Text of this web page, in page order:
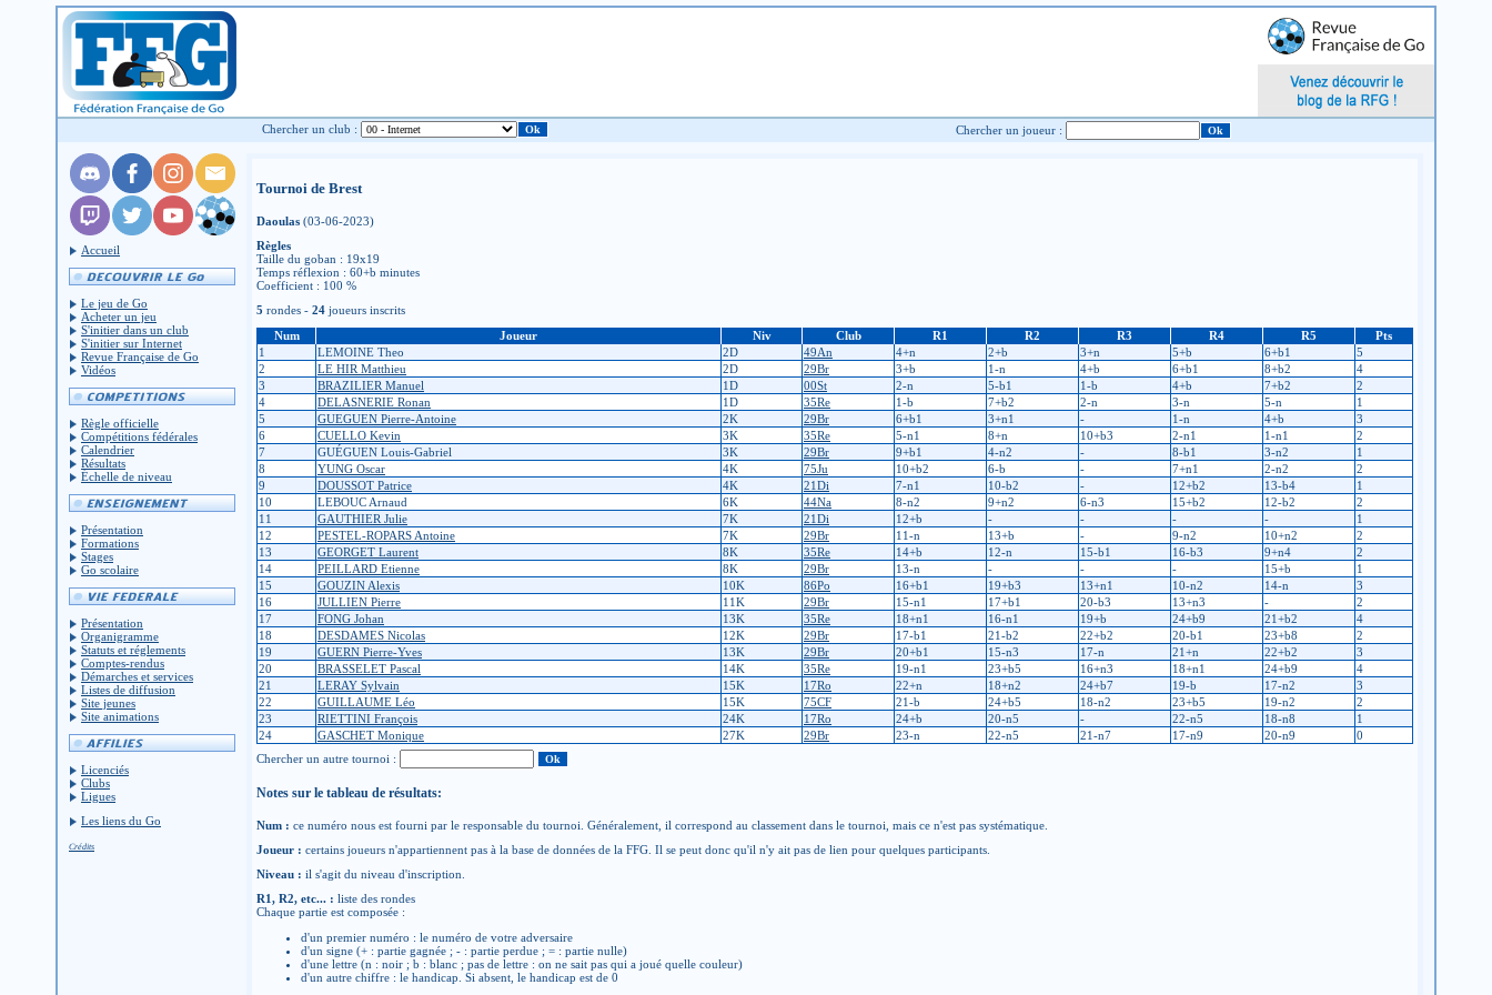
Chercher un club : Chercher un joueur :
Accueil
Le jeu de Go
Acheter un jeu
S'initier dans un club
S'initier sur Internet
Revue Française de Go
Vidéos
Règle officielle
Compétitions fédérales
Calendrier
Résultats
Échelle de niveau
Présentation
Formations
Stages
Go scolaire
Présentation
Organigramme
Statuts et réglements
Comptes-rendus
Démarches et services
Listes de diffusion
Site jeunes
Site animations
Licenciés
Clubs
Ligues
Les liens du Go
Crédits
Tournoi de Brest
Daoulas (03-06-2023)
Règles
Taille du goban : 19x19
Temps réflexion : 60+b minutes
Coefficient : 100 %
5 rondes - 24 joueurs inscrits
Num
Joueur Niv Club R1 R2 R3 R4 R5
Pts
1
LEMOINE Theo 2D 49An 4+n 2+b 3+n 5+b 6+b1
5
2
LE HIR Matthieu 2D 29Br 3+b 1-n 4+b 6+b1 8+b2
4
3
BRAZILIER Manuel 1D 00St 2-n 5-b1 1-b 4+b 7+b2
2
4
DELASNERIE Ronan 1D 35Re 1-b 7+b2 2-n 3-n 5-n
1
5
GUEGUEN Pierre-Antoine 2K 29Br 6+b1 3+n1 - 1-n 4+b
3
6
CUELLO Kevin 3K 35Re 5-n1 8+n 10+b3 2-n1 1-n1
2
7
GUÉGUEN Louis-Gabriel 3K 29Br 9+b1 4-n2 - 8-b1 3-n2
1
8
YUNG Oscar 4K 75Ju 10+b2 6-b - 7+n1 2-n2
2
9
DOUSSOT Patrice 4K 21Di 7-n1 10-b2 - 12+b2 13-b4
1
10
LEBOUC Arnaud 6K 44Na 8-n2 9+n2 6-n3 15+b2 12-b2
2
11
GAUTHIER Julie 7K 21Di 12+b - - - -
1
12
PESTEL-ROPARS Antoine 7K 29Br 11-n 13+b - 9-n2 10+n2
2
13
GEORGET Laurent 8K 35Re 14+b 12-n 15-b1 16-b3 9+n4
2
14
PEILLARD Etienne 8K 29Br 13-n - - - 15+b
1
15
GOUZIN Alexis 10K 86Po 16+b1 19+b3 13+n1 10-n2 14-n
3
16
JULLIEN Pierre 11K 29Br 15-n1 17+b1 20-b3 13+n3 -
2
17
FONG Johan 13K 35Re 18+n1 16-n1 19+b 24+b9 21+b2
4
18
DESDAMES Nicolas 12K 29Br 17-b1 21-b2 22+b2 20-b1 23+b8
2
19
GUERN Pierre-Yves 13K 29Br 20+b1 15-n3 17-n 21+n 22+b2
3
20
BRASSELET Pascal 14K 35Re 19-n1 23+b5 16+n3 18+n1 24+b9
4
21
LERAY Sylvain 15K 17Ro 22+n 18+n2 24+b7 19-b 17-n2
3
22
GUILLAUME Léo 15K 75CF 21-b 24+b5 18-n2 23+b5 19-n2
2
23
RIETTINI François 24K 17Ro 24+b 20-n5 - 22-n5 18-n8
1
24
GASCHET Monique 27K 29Br 23-n 22-n5 21-n7 17-n9 20-n9
0
Chercher un autre tournoi :
Notes sur le tableau de résultats:
Num : ce numéro nous est fourni par le responsable du tournoi. Généralement, il correspond au classement dans le tournoi, mais ce n'est pas systématique.
Joueur : certains joueurs n'appartiennent pas à la base de données de la FFG. Il se peut donc qu'il n'y ait pas de lien pour quelques participants.
Niveau : il s'agit du niveau d'inscription.
R1, R2, etc... : liste des rondes
Chaque partie est composée :
d'un premier numéro : le numéro de votre adversaire
d'un signe (+ : partie gagnée ; - : partie perdue ; = : partie nulle)
d'une lettre (n : noir ; b : blanc ; pas de lettre : on ne sait pas qui a joué quelle couleur)
d'un autre chiffre : le handicap. Si absent, le handicap est de 0